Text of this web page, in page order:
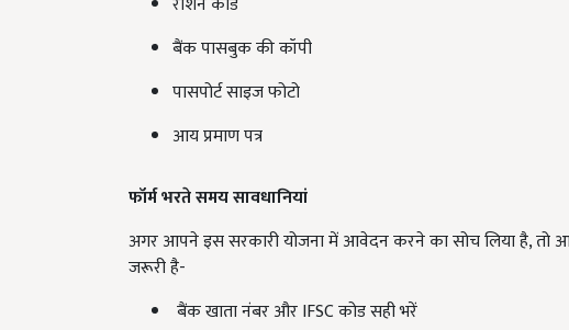
पासपोर्ट साइज फोटो
जरूरी है-